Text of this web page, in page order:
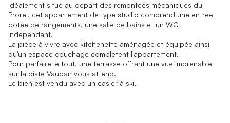
Idéalement situé au départ des remontées mécaniques du
Prorel, cet appartement de type studio comprend une entrée
dotée de rangements, une salle de bains et un WC
indépendant.
La pièce à vivre avec kitchenette aménagée et équipée ainsi
qu'un espace couchage complètent l'appartement.
Pour parfaire le tout, une terrasse offrant une vue imprenable
sur la piste Vauban vous attend.
Le bien est vendu avec un casier à ski.